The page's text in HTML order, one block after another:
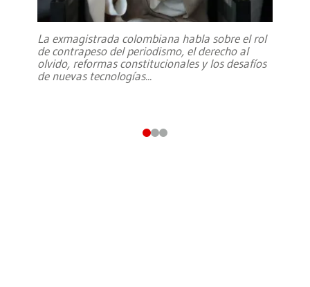
La exmagistrada colombiana habla sobre el rol
de contrapeso del periodismo, el derecho al
olvido, reformas constitucionales y los desafíos
de nuevas tecnologías...